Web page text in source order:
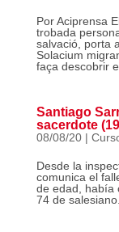
Por Aciprensa
trobada
salvació, porta
Solacium
faça descobrir
Santiago
sacerdote
08/08/20|
Desde la
comunica el
de edad, había
74 de salesiano.